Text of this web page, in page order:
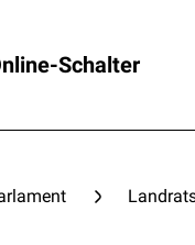
Schalter